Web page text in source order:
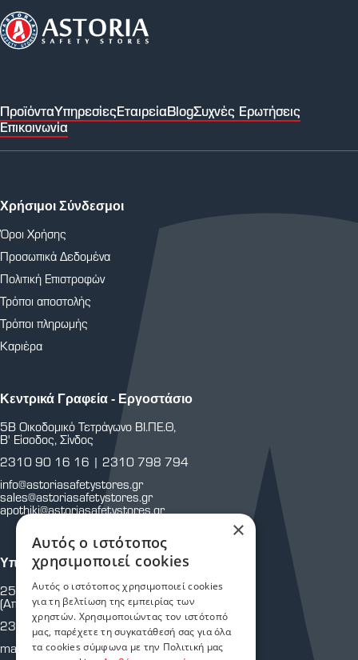
ΠροϊόνταΥπηρεσίεςΕταιρείαBlogΣυχνές Ερωτήσεις
Επικοινωνία
Χρήσιμοι Σύνδεσμοι
Όροι Χρήσης
Προσωπικά Δεδομένα
Πολιτική Επιστροφών
Τρόποι αποστολής
Τρόποι πληρωμής
Καριέρα
Κεντρικά Γραφεία - Εργοστάσιο
5Β Οικοδομικό Τετράγωνο ΒΙ.ΠΕ.Θ,
Β' Είσοδος, Σίνδος
2310 90 16 16 | 2310 798 794
info@astoriasafetystores.gr
sales@astoriasafetystores.gr
apothiki@astoriasafetystores.gr
Υποκατάστημα Μαρτίου
25ης Μαρτίου 43 & Κρήτης
(Απέναντι από Πυροσβεστική Υπηρεσία.)
2310 810 805
martiou@astoriasafetystores.gr
×
Αυτός ο ιστότοπος
χρησιμοποιεί cookies
Αυτός ο ιστότοπος χρησιμοποιεί cookies
για τη βελτίωση της εμπειρίας των
χρηστών. Χρησιμοποιώντας τον ιστότοπό
μας, παρέχετε τη συγκατάθεσή σας για όλα
τα cookies σύμφωνα με την Πολιτική μας